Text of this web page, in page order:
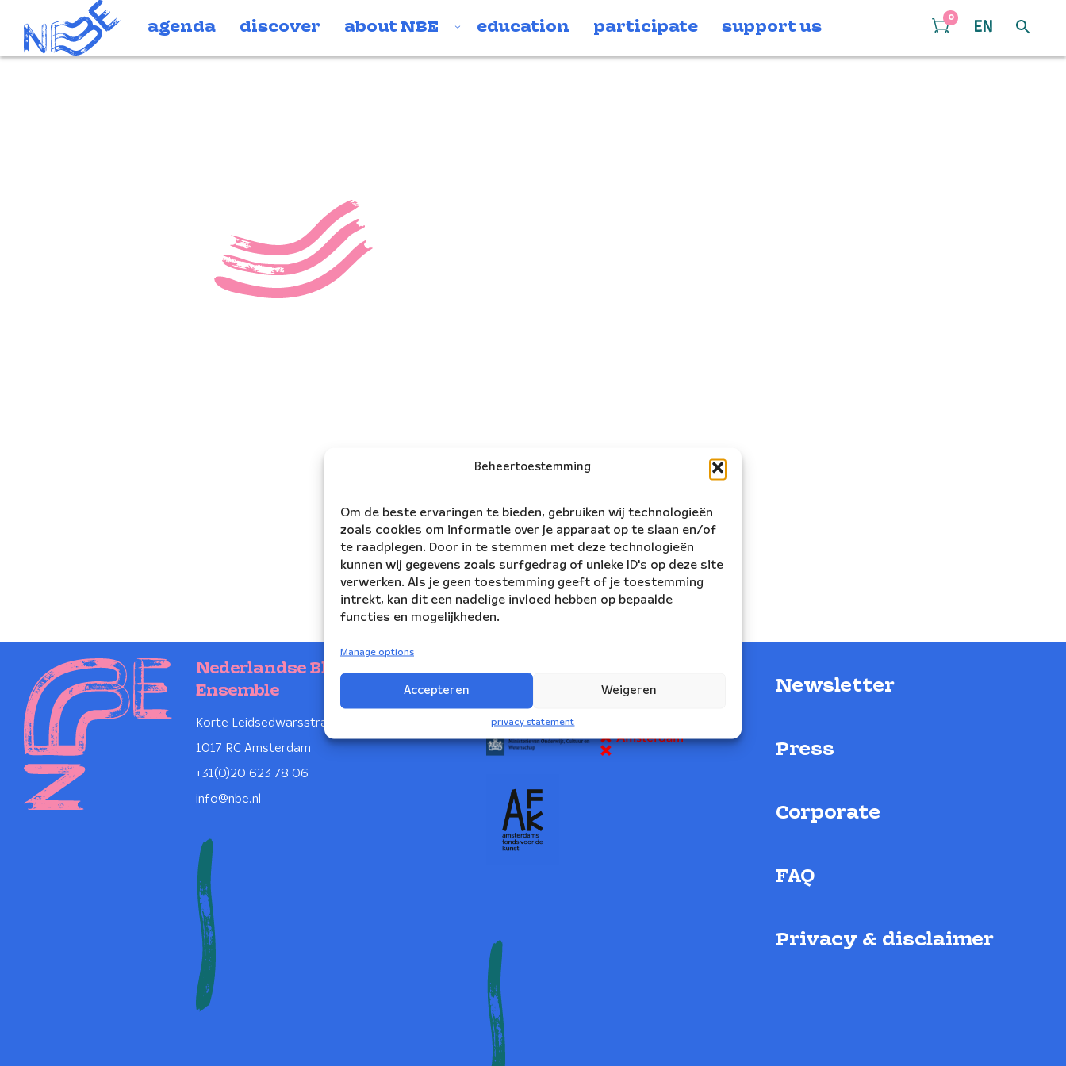
Beheertoestemming
Om de beste ervaringen te bieden, gebruiken wij technologieën
zoals cookies om informatie over je apparaat op te slaan en/of
te raadplegen. Door in te stemmen met deze technologieën
kunnen wij gegevens zoals surfgedrag of unieke ID's op deze site
verwerken. Als je geen toestemming geeft of je toestemming
intrekt, kan dit een nadelige invloed hebben op bepaalde
functies en mogelijkheden.
Manage options
Accepteren Weigeren
privacy statement
agenda discover about NBE education participate support us
0
EN
Nederlandse Blazers
Ensemble
Korte Leidsedwarsstraat 12
1017 RC Amsterdam
+31(0)20 623 78 06
info@nbe.nl
NBE is supported by:
Newsletter
Press
Corporate
FAQ
Privacy & disclaimer